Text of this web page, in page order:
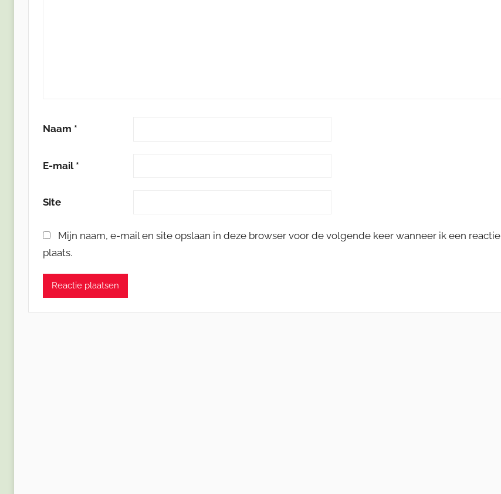
Naam *
E-mail *
Site
Mijn naam, e-mail en site opslaan in deze browser voor de volgende keer wanneer ik een reactie
plaats.